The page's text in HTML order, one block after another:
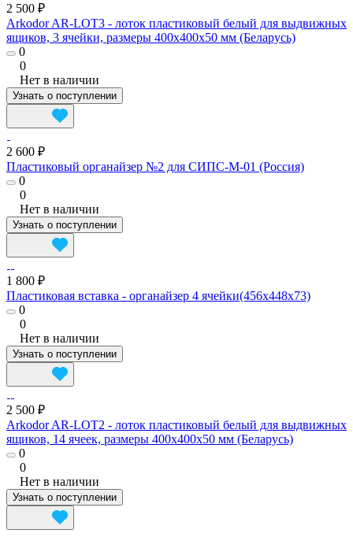
2 500 ₽
Arkodor AR-LOT3 - лоток пластиковый белый для выдвижных
ящиков, 3 ячейки, размеры 400x400x50 мм (Беларусь)
0
0
Нет в наличии
Узнать о поступлении
2 600 ₽
Пластиковый органайзер №2 для СИПС-М-01 (Россия)
0
0
Нет в наличии
Узнать о поступлении
1 800 ₽
Пластиковая вставка - органайзер 4 ячейки(456х448х73)
0
0
Нет в наличии
Узнать о поступлении
2 500 ₽
Arkodor AR-LOT2 - лоток пластиковый белый для выдвижных
ящиков, 14 ячеек, размеры 400x400x50 мм (Беларусь)
0
0
Нет в наличии
Узнать о поступлении